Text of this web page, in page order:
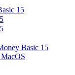
15
Basic 15